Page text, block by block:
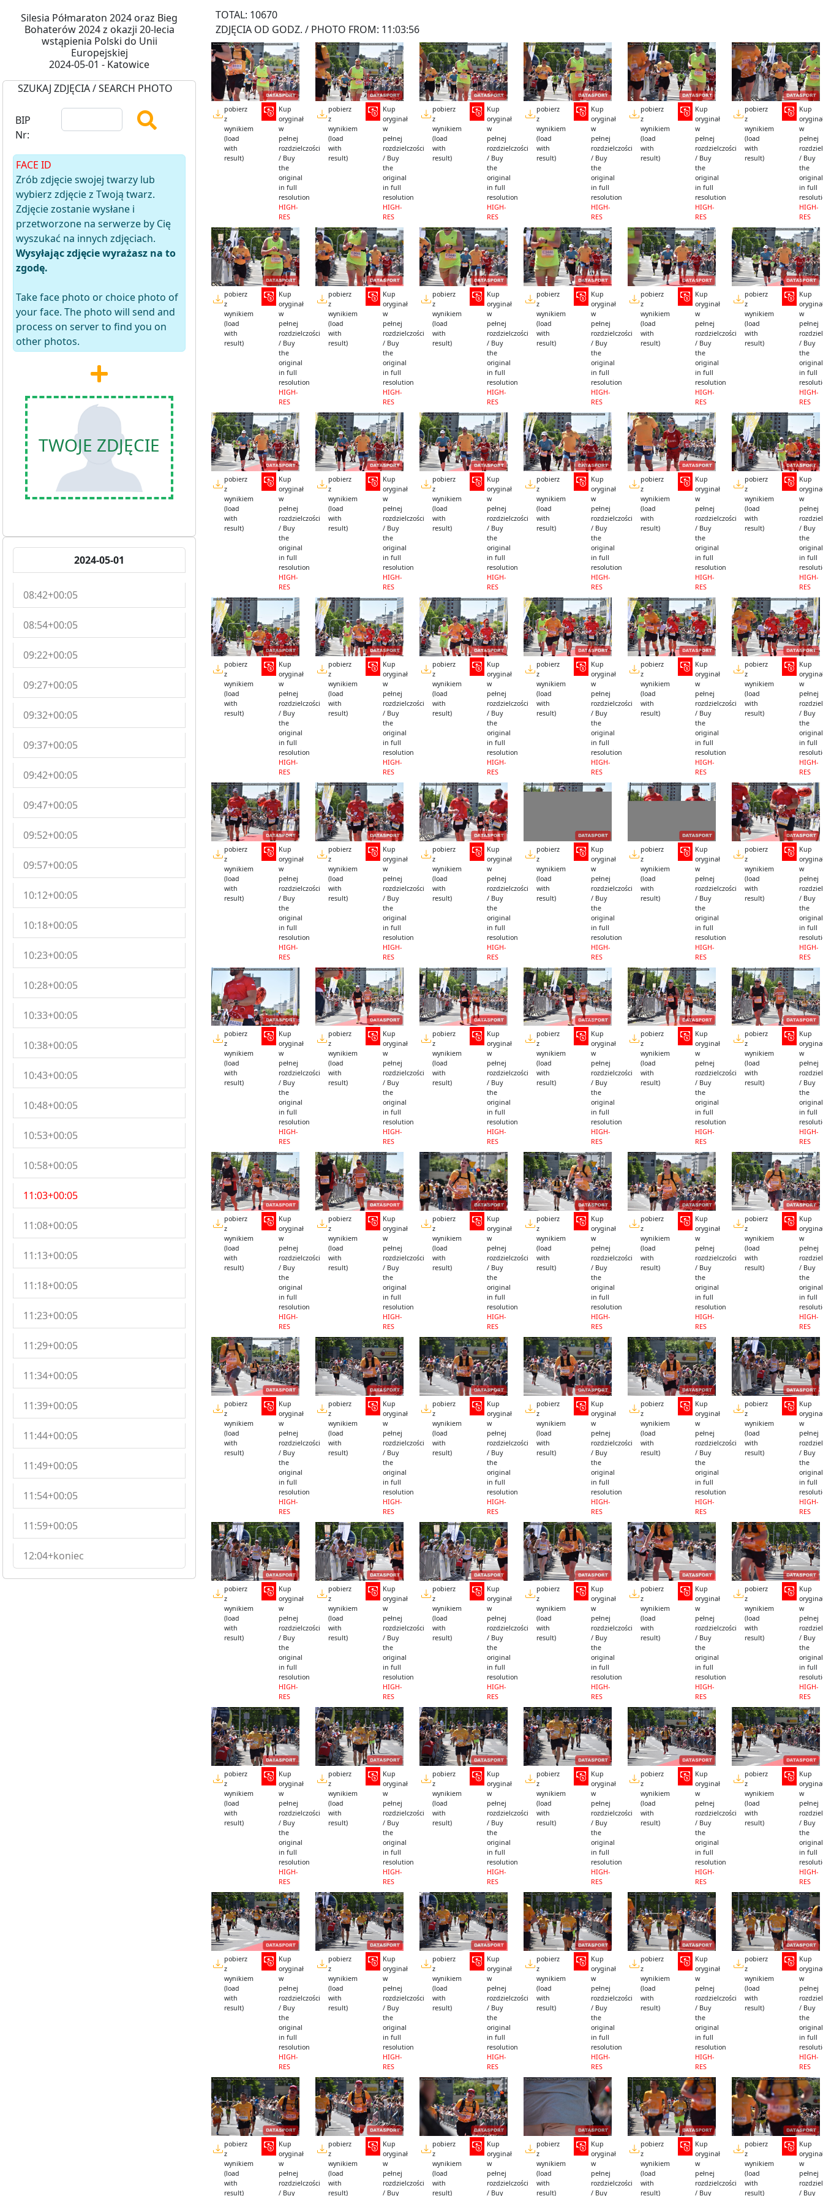
Silesia Półmaraton 2024 oraz Bieg
Bohaterów 2024 z okazji 20-lecia
wstąpienia Polski do Unii
Europejskiej
2024-05-01 - Katowice
SZUKAJ ZDJĘCIA / SEARCH PHOTO
BIP
Nr:
FACE ID
Zrób zdjęcie swojej twarzy lub
wybierz zdjęcie z Twoją twarz.
Zdjęcie zostanie wysłane i
przetworzone na serwerze by Cię
wyszukać na innych zdjęciach.
Wysyłając zdjęcie wyrażasz na to
zgodę.
Take face photo or choice photo of
your face. The photo will send and
process on server to find you on
other photos.
TWOJE ZDJĘCIE
2024-05-01
08:42+00:05
08:54+00:05
09:22+00:05
09:27+00:05
09:32+00:05
09:37+00:05
09:42+00:05
09:47+00:05
09:52+00:05
09:57+00:05
10:12+00:05
10:18+00:05
10:23+00:05
10:28+00:05
10:33+00:05
10:38+00:05
10:43+00:05
10:48+00:05
10:53+00:05
10:58+00:05
11:03+00:05
11:08+00:05
11:13+00:05
11:18+00:05
11:23+00:05
11:29+00:05
11:34+00:05
11:39+00:05
11:44+00:05
11:49+00:05
11:54+00:05
11:59+00:05
12:04+koniec
TOTAL: 10670
ZDJĘCIA OD GODZ. / PHOTO FROM: 11:03:56
pobierz
z
wynikiem
(load
with
result)
Kup
oryginał
w
pełnej
rozdzielczości
/ Buy
the
original
in full
resolution
HIGH-
RES
pobierz
z
wynikiem
(load
with
result)
Kup
oryginał
w
pełnej
rozdzielczości
/ Buy
the
original
in full
resolution
HIGH-
RES
pobierz
z
wynikiem
(load
with
result)
Kup
oryginał
w
pełnej
rozdzielczości
/ Buy
the
original
in full
resolution
HIGH-
RES
pobierz
z
wynikiem
(load
with
result)
Kup
oryginał
w
pełnej
rozdzielczości
/ Buy
the
original
in full
resolution
HIGH-
RES
pobierz
z
wynikiem
(load
with
result)
Kup
oryginał
w
pełnej
rozdzielczości
/ Buy
the
original
in full
resolution
HIGH-
RES
pobierz
z
wynikiem
(load
with
result)
Kup
w
pełnej
/ Buy
the
original
in full
HIGH-
RES
pobierz
z
wynikiem
(load
with
result)
Kup
oryginał
w
pełnej
rozdzielczości
/ Buy
the
original
in full
resolution
HIGH-
RES
pobierz
z
wynikiem
(load
with
result)
Kup
oryginał
w
pełnej
rozdzielczości
/ Buy
the
original
in full
resolution
HIGH-
RES
pobierz
z
wynikiem
(load
with
result)
Kup
oryginał
w
pełnej
rozdzielczości
/ Buy
the
original
in full
resolution
HIGH-
RES
pobierz
z
wynikiem
(load
with
result)
Kup
oryginał
w
pełnej
rozdzielczości
/ Buy
the
original
in full
resolution
HIGH-
RES
pobierz
z
wynikiem
(load
with
result)
Kup
oryginał
w
pełnej
rozdzielczości
/ Buy
the
original
in full
resolution
HIGH-
RES
pobierz
z
wynikiem
(load
with
result)
Kup
w
pełnej
/ Buy
the
original
in full
HIGH-
RES
pobierz
z
wynikiem
(load
with
result)
Kup
oryginał
w
pełnej
rozdzielczości
/ Buy
the
original
in full
resolution
HIGH-
RES
pobierz
z
wynikiem
(load
with
result)
Kup
oryginał
w
pełnej
rozdzielczości
/ Buy
the
original
in full
resolution
HIGH-
RES
pobierz
z
wynikiem
(load
with
result)
Kup
oryginał
w
pełnej
rozdzielczości
/ Buy
the
original
in full
resolution
HIGH-
RES
pobierz
z
wynikiem
(load
with
result)
Kup
oryginał
w
pełnej
rozdzielczości
/ Buy
the
original
in full
resolution
HIGH-
RES
pobierz
z
wynikiem
(load
with
result)
Kup
oryginał
w
pełnej
rozdzielczości
/ Buy
the
original
in full
resolution
HIGH-
RES
pobierz
z
wynikiem
(load
with
result)
Kup
w
pełnej
/ Buy
the
original
in full
HIGH-
RES
pobierz
z
wynikiem
(load
with
result)
Kup
oryginał
w
pełnej
rozdzielczości
/ Buy
the
original
in full
resolution
HIGH-
RES
pobierz
z
wynikiem
(load
with
result)
Kup
oryginał
w
pełnej
rozdzielczości
/ Buy
the
original
in full
resolution
HIGH-
RES
pobierz
z
wynikiem
(load
with
result)
Kup
oryginał
w
pełnej
rozdzielczości
/ Buy
the
original
in full
resolution
HIGH-
RES
pobierz
z
wynikiem
(load
with
result)
Kup
oryginał
w
pełnej
rozdzielczości
/ Buy
the
original
in full
resolution
HIGH-
RES
pobierz
z
wynikiem
(load
with
result)
Kup
oryginał
w
pełnej
rozdzielczości
/ Buy
the
original
in full
resolution
HIGH-
RES
pobierz
z
wynikiem
(load
with
result)
Kup
w
pełnej
/ Buy
the
original
in full
HIGH-
RES
pobierz
z
wynikiem
(load
with
result)
Kup
oryginał
w
pełnej
rozdzielczości
/ Buy
the
original
in full
resolution
HIGH-
RES
pobierz
z
wynikiem
(load
with
result)
Kup
oryginał
w
pełnej
rozdzielczości
/ Buy
the
original
in full
resolution
HIGH-
RES
pobierz
z
wynikiem
(load
with
result)
Kup
oryginał
w
pełnej
rozdzielczości
/ Buy
the
original
in full
resolution
HIGH-
RES
pobierz
z
wynikiem
(load
with
result)
Kup
oryginał
w
pełnej
rozdzielczości
/ Buy
the
original
in full
resolution
HIGH-
RES
pobierz
z
wynikiem
(load
with
result)
Kup
oryginał
w
pełnej
rozdzielczości
/ Buy
the
original
in full
resolution
HIGH-
RES
pobierz
z
wynikiem
(load
with
result)
Kup
w
pełnej
/ Buy
the
original
in full
HIGH-
RES
pobierz
z
wynikiem
(load
with
result)
Kup
oryginał
w
pełnej
rozdzielczości
/ Buy
the
original
in full
resolution
HIGH-
RES
pobierz
z
wynikiem
(load
with
result)
Kup
oryginał
w
pełnej
rozdzielczości
/ Buy
the
original
in full
resolution
HIGH-
RES
pobierz
z
wynikiem
(load
with
result)
Kup
oryginał
w
pełnej
rozdzielczości
/ Buy
the
original
in full
resolution
HIGH-
RES
pobierz
z
wynikiem
(load
with
result)
Kup
oryginał
w
pełnej
rozdzielczości
/ Buy
the
original
in full
resolution
HIGH-
RES
pobierz
z
wynikiem
(load
with
result)
Kup
oryginał
w
pełnej
rozdzielczości
/ Buy
the
original
in full
resolution
HIGH-
RES
pobierz
z
wynikiem
(load
with
result)
Kup
w
pełnej
/ Buy
the
original
in full
HIGH-
RES
pobierz
z
wynikiem
(load
with
result)
Kup
oryginał
w
pełnej
rozdzielczości
/ Buy
the
original
in full
resolution
HIGH-
RES
pobierz
z
wynikiem
(load
with
result)
Kup
oryginał
w
pełnej
rozdzielczości
/ Buy
the
original
in full
resolution
HIGH-
RES
pobierz
z
wynikiem
(load
with
result)
Kup
oryginał
w
pełnej
rozdzielczości
/ Buy
the
original
in full
resolution
HIGH-
RES
pobierz
z
wynikiem
(load
with
result)
Kup
oryginał
w
pełnej
rozdzielczości
/ Buy
the
original
in full
resolution
HIGH-
RES
pobierz
z
wynikiem
(load
with
result)
Kup
oryginał
w
pełnej
rozdzielczości
/ Buy
the
original
in full
resolution
HIGH-
RES
pobierz
z
wynikiem
(load
with
result)
Kup
w
pełnej
/ Buy
the
original
in full
HIGH-
RES
pobierz
z
wynikiem
(load
with
result)
Kup
oryginał
w
pełnej
rozdzielczości
/ Buy
the
original
in full
resolution
HIGH-
RES
pobierz
z
wynikiem
(load
with
result)
Kup
oryginał
w
pełnej
rozdzielczości
/ Buy
the
original
in full
resolution
HIGH-
RES
pobierz
z
wynikiem
(load
with
result)
Kup
oryginał
w
pełnej
rozdzielczości
/ Buy
the
original
in full
resolution
HIGH-
RES
pobierz
z
wynikiem
(load
with
result)
Kup
oryginał
w
pełnej
rozdzielczości
/ Buy
the
original
in full
resolution
HIGH-
RES
pobierz
z
wynikiem
(load
with
result)
Kup
oryginał
w
pełnej
rozdzielczości
/ Buy
the
original
in full
resolution
HIGH-
RES
pobierz
z
wynikiem
(load
with
result)
Kup
w
pełnej
/ Buy
the
original
in full
HIGH-
RES
pobierz
z
wynikiem
(load
with
result)
Kup
oryginał
w
pełnej
rozdzielczości
/ Buy
the
original
in full
resolution
HIGH-
RES
pobierz
z
wynikiem
(load
with
result)
Kup
oryginał
w
pełnej
rozdzielczości
/ Buy
the
original
in full
resolution
HIGH-
RES
pobierz
z
wynikiem
(load
with
result)
Kup
oryginał
w
pełnej
rozdzielczości
/ Buy
the
original
in full
resolution
HIGH-
RES
pobierz
z
wynikiem
(load
with
result)
Kup
oryginał
w
pełnej
rozdzielczości
/ Buy
the
original
in full
resolution
HIGH-
RES
pobierz
z
wynikiem
(load
with
result)
Kup
oryginał
w
pełnej
rozdzielczości
/ Buy
the
original
in full
resolution
HIGH-
RES
pobierz
z
wynikiem
(load
with
result)
Kup
w
pełnej
/ Buy
the
original
in full
HIGH-
RES
pobierz
z
wynikiem
(load
with
result)
Kup
oryginał
w
pełnej
rozdzielczości
/ Buy
the
original
in full
resolution
HIGH-
RES
pobierz
z
wynikiem
(load
with
result)
Kup
oryginał
w
pełnej
rozdzielczości
/ Buy
the
original
in full
resolution
HIGH-
RES
pobierz
z
wynikiem
(load
with
result)
Kup
oryginał
w
pełnej
rozdzielczości
/ Buy
the
original
in full
resolution
HIGH-
RES
pobierz
z
wynikiem
(load
with
result)
Kup
oryginał
w
pełnej
rozdzielczości
/ Buy
the
original
in full
resolution
HIGH-
RES
pobierz
z
wynikiem
(load
with
result)
Kup
oryginał
w
pełnej
rozdzielczości
/ Buy
the
original
in full
resolution
HIGH-
RES
pobierz
z
wynikiem
(load
with
result)
Kup
w
pełnej
/ Buy
the
original
in full
HIGH-
RES
pobierz
z
wynikiem
(load
with
result)
Kup
oryginał
w
pełnej
rozdzielczości
/ Buy
the
original
in full
resolution
HIGH-
RES
pobierz
z
wynikiem
(load
with
result)
Kup
oryginał
w
pełnej
rozdzielczości
/ Buy
the
original
in full
resolution
HIGH-
RES
pobierz
z
wynikiem
(load
with
result)
Kup
oryginał
w
pełnej
rozdzielczości
/ Buy
the
original
in full
resolution
HIGH-
RES
pobierz
z
wynikiem
(load
with
result)
Kup
oryginał
w
pełnej
rozdzielczości
/ Buy
the
original
in full
resolution
HIGH-
RES
pobierz
z
wynikiem
(load
with
result)
Kup
oryginał
w
pełnej
rozdzielczości
/ Buy
the
original
in full
resolution
HIGH-
RES
pobierz
z
wynikiem
(load
with
result)
Kup
w
pełnej
/ Buy
the
original
in full
HIGH-
RES
pobierz
z
wynikiem
(load
with
result)
Kup
oryginał
w
pełnej
rozdzielczości
/ Buy
pobierz
z
wynikiem
(load
with
result)
Kup
oryginał
w
pełnej
rozdzielczości
/ Buy
pobierz
z
wynikiem
(load
with
result)
Kup
oryginał
w
pełnej
rozdzielczości
/ Buy
pobierz
z
wynikiem
(load
with
result)
Kup
oryginał
w
pełnej
rozdzielczości
/ Buy
pobierz
z
wynikiem
(load
with
result)
Kup
oryginał
w
pełnej
rozdzielczości
/ Buy
pobierz
z
wynikiem
(load
with
result)
Kup
w
pełnej
/ Buy